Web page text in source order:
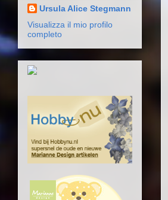
Ursula Alice Stegmann
Visualizza il mio profilo
completo